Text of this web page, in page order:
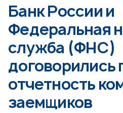
Банк России и
Федеральная
служба (ФНС)
договорились
отчетность
заемщиков